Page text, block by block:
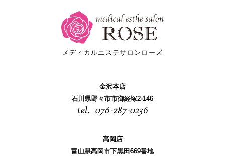
メディカルエステサロンローズ
金沢本店
石川県野々市市御経塚2-146
076-287-0236
高岡店
富山県高岡市下黒田669番地